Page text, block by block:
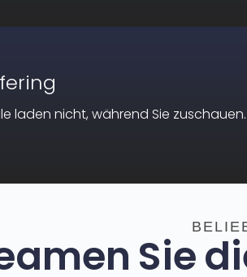
laden nicht, während Sie zuschauen.
Sie